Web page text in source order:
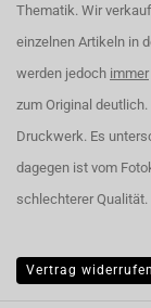
Thematik. Wir
einzelnen Artikeln in
werden jedoch immer
zum Original
Druckwerk. Es
dagegen ist vom
schlechterer Qualität.
Vertrag widerrufen